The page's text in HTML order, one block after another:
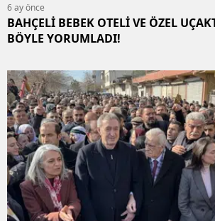
6 ay önce
BAHÇELİ BEBEK OTELİ VE ÖZEL
BÖYLE YORUMLADI!